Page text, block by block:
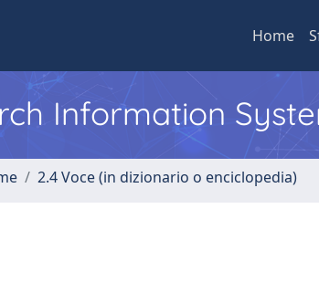
Home
Information
2.4 Voce (in dizionario o enciclopedia)